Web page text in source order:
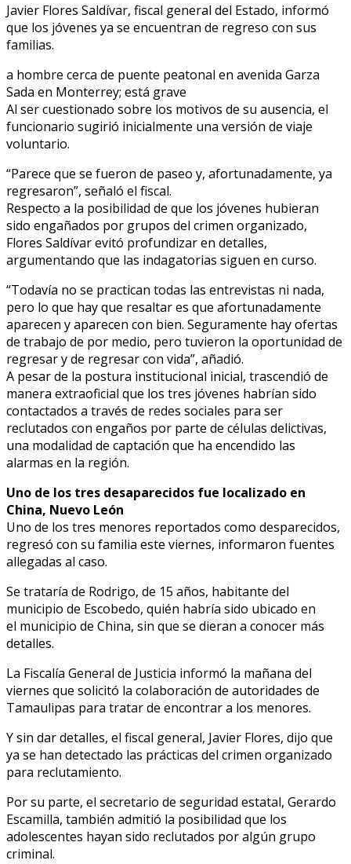
Javier Flores Saldívar, fiscal general del Estado, informó
que los jóvenes ya se encuentran de regreso con sus
familias.
a hombre cerca de puente peatonal en avenida Garza
Sada en Monterrey; está grave
Al ser cuestionado sobre los motivos de su ausencia, el
funcionario sugirió inicialmente una versión de viaje
voluntario.
“Parece que se fueron de paseo y, afortunadamente, ya
regresaron”, señaló el fiscal.
Respecto a la posibilidad de que los jóvenes hubieran
sido engañados por grupos del crimen organizado,
Flores Saldívar evitó profundizar en detalles,
argumentando que las indagatorias siguen en curso.
“Todavía no se practican todas las entrevistas ni nada,
pero lo que hay que resaltar es que afortunadamente
aparecen y aparecen con bien. Seguramente hay ofertas
de trabajo de por medio, pero tuvieron la oportunidad de
regresar y de regresar con vida”, añadió.
A pesar de la postura institucional inicial, trascendió de
manera extraoficial que los tres jóvenes habrían sido
contactados a través de redes sociales para ser
reclutados con engaños por parte de células delictivas,
una modalidad de captación que ha encendido las
alarmas en la región.
Uno de los tres desaparecidos fue localizado en
China, Nuevo León
Uno de los tres menores reportados como desparecidos,
regresó con su familia este viernes, informaron fuentes
allegadas al caso.
Se trataría de Rodrigo, de 15 años, habitante del
municipio de Escobedo, quién habría sido ubicado en
el municipio de China, sin que se dieran a conocer más
detalles.
La Fiscalía General de Justicia informó la mañana del
viernes que solicitó la colaboración de autoridades de
Tamaulipas para tratar de encontrar a los menores.
Y sin dar detalles, el fiscal general, Javier Flores, dijo que
ya se han detectado las prácticas del crimen organizado
para reclutamiento.
Por su parte, el secretario de seguridad estatal, Gerardo
Escamilla, también admitió la posibilidad que los
adolescentes hayan sido reclutados por algún grupo
criminal.